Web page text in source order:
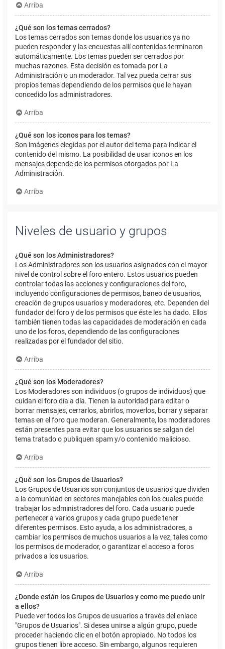
Arriba
¿Qué son los temas cerrados?
Los temas cerrados son temas donde los usuarios ya no
pueden responder y las encuestas allí contenidas terminaron
automáticamente. Los temas pueden ser cerrados por
muchas razones. Esta decisión es tomada por La
Administración o un moderador. Tal vez pueda cerrar sus
propios temas dependiendo de los permisos que le hayan
concedido los administradores.
Arriba
¿Qué son los iconos para los temas?
Son imágenes elegidas por el autor del tema para indicar el
contenido del mismo. La posibilidad de usar iconos en los
mensajes depende de los permisos otorgados por La
Administración.
Arriba
Niveles de usuario y grupos
¿Qué son los Administradores?
Los Administradores son los usuarios asignados con el mayor
nivel de control sobre el foro entero. Estos usuarios pueden
controlar todas las acciones y configuraciones del foro,
incluyendo configuraciones de permisos, baneo de usuarios,
creación de grupos usuarios y moderadores, etc. Dependen del
fundador del foro y de los permisos que éste les ha dado. Ellos
también tienen todas las capacidades de moderación en cada
uno de los foros, dependiendo de las configuraciones
realizadas por el fundador del sitio.
Arriba
¿Qué son los Moderadores?
Los Moderadores son individuos (o grupos de individuos) que
cuidan el foro día a día. Tienen la autoridad para editar o
borrar mensajes, cerrarlos, abrirlos, moverlos, borrar y separar
temas en el foro que moderan. Generalmente, los moderadores
están presentes para evitar que los usuarios se salgan del
tema tratado o publiquen spam y/o contenido malicioso.
Arriba
¿Qué son los Grupos de Usuarios?
Los Grupos de Usuarios son conjuntos de usuarios que dividen
a la comunidad en sectores manejables con los cuales puede
trabajar los administradores del foro. Cada usuario puede
pertenecer a varios grupos y cada grupo puede tener
diferentes permisos. Esto ayuda, a los administradores, a
cambiar los permisos de muchos usuarios a la vez, tales como
los permisos de moderador, o garantizar el acceso a foros
privados a los usuarios.
Arriba
¿Donde están los Grupos de Usuarios y como me puedo unir
a ellos?
Puede ver todos los Grupos de usuarios a través del enlace
"Grupos de Usuarios". Si desea unirse a algún grupo, puede
proceder haciendo clic en el botón apropiado. No todos los
grupos tienen libre acceso. Sin embargo, algunos requieren